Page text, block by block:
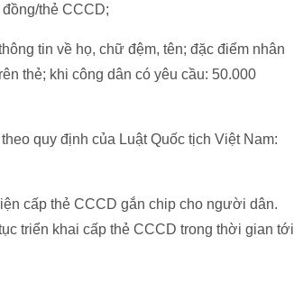
thẻ CCCD;
tin về họ, chữ đệm, tên; đặc điểm nhân
thẻ; khi công dân có yêu cầu: 50.000
quy định của Luật Quốc tịch Việt Nam:
cấp thẻ CCCD gắn chip cho người dân.
triển khai cấp thẻ CCCD trong thời gian tới